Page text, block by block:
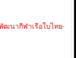
ฒนากีฬาเรือใบไทย-